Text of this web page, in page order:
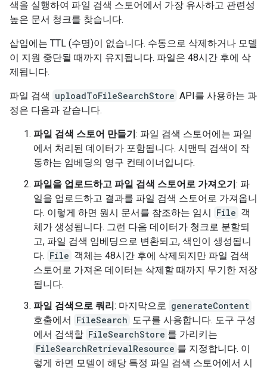
색을 실행하여 파일 검색 스토어에서 가장 유사하고 관련성
높은 문서 청크를 찾습니다.
삽입에는 TTL (수명)이 없습니다. 수동으로 삭제하거나 모델
이 지원 중단될 때까지 유지됩니다. 파일은 48시간 후에 삭
제됩니다.
파일 검색 uploadToFileSearchStore API를 사용하는 과
정은 다음과 같습니다.
파일 검색 스토어 만들기: 파일 검색 스토어에는 파일
에서 처리된 데이터가 포함됩니다. 시맨틱 검색이 작
동하는 임베딩의 영구 컨테이너입니다.
파일을 업로드하고 파일 검색 스토어로 가져오기: 파
일을 업로드하고 결과를 파일 검색 스토어로 가져옵니
다. 이렇게 하면 원시 문서를 참조하는 임시 File 객
체가 생성됩니다. 그런 다음 데이터가 청크로 분할되
고, 파일 검색 임베딩으로 변환되고, 색인이 생성됩니
다. File 객체는 48시간 후에 삭제되지만 파일 검색
스토어로 가져온 데이터는 삭제할 때까지 무기한 저장
됩니다.
파일 검색으로 쿼리: 마지막으로 generateContent
호출에서 FileSearch 도구를 사용합니다. 도구 구성
에서 검색할 FileSearchStore 를 가리키는
FileSearchRetrievalResource 를 지정합니다. 이
렇게 하면 모델이 해당 특정 파일 검색 스토어에서 시